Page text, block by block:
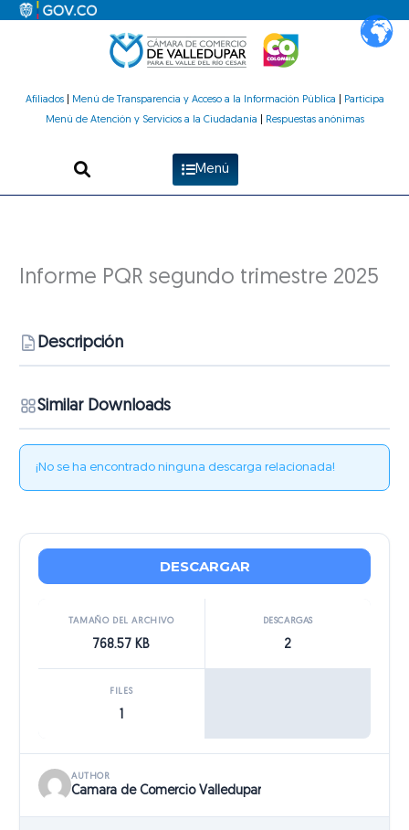
Afiliados| Menú de Transparencia y Acceso a la Información Pública
Participa
Menú de Atención y Servicios a la Ciudadanía
Respuestas anónimas
Menú
Informe PQR segundo trimestre 2025
Descripción
Similar Downloads
¡No se ha encontrado ninguna descarga relacionada!
DESCARGAR
TAMAÑO DEL ARCHIVO
768.57 KB
DESCARGAS
2
FILES
AUTHOR
Camara de Comercio Valledupar